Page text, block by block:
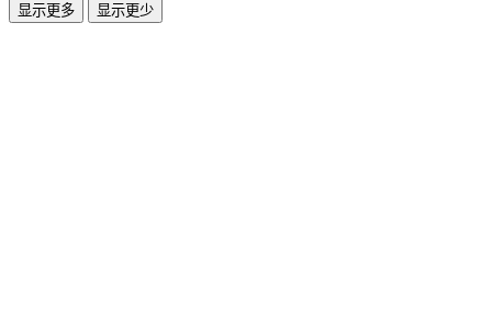
显示更多 显示更少